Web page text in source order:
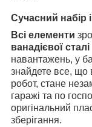
Сучасний набір
Всі елементи
ванадієвої
навантажень, у
знайдете все, що
робот, стане
гаражі та по
оригінальний
зберігання.